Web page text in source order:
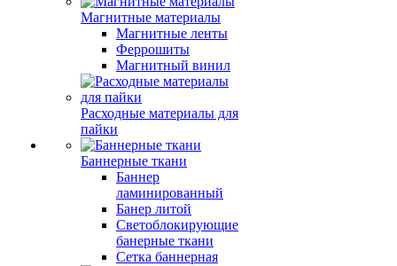
Магнитные материалы
Магнитные ленты
Феррошиты
Магнитный винил
Расходные материалы для
пайки
Баннерные ткани
Баннер
ламинированный
Банер литой
Светоблокирующие
банерные ткани
Сетка баннерная